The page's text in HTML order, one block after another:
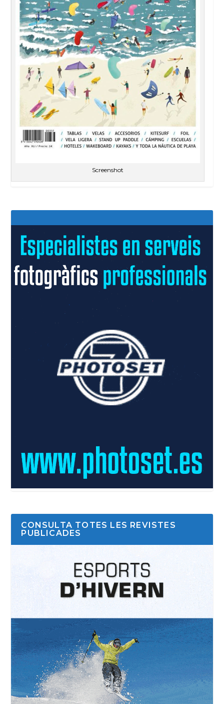
Screenshot
CONSULTA TOTES LES REVISTES
PUBLICADES